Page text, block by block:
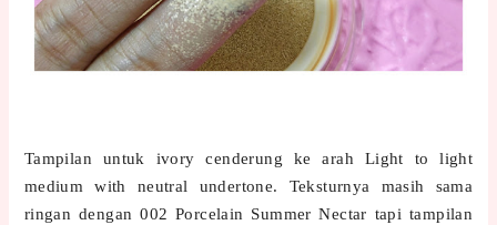
Tampilan untuk ivory cenderung ke arah Light to light
medium with neutral undertone. Teksturnya masih sama
ringan dengan 002 Porcelain Summer Nectar tapi tampilan